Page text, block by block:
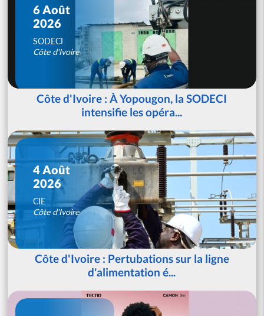
6 Août
2026
SODECI
Côte d'Ivoire
Côte d'Ivoire : À Yopougon, la SODECI
intensifie les opéra...
4 Août
2026
CIE
Côte d'Ivoire
Côte d'Ivoire : Pertubations sur la ligne
d'alimentation é...